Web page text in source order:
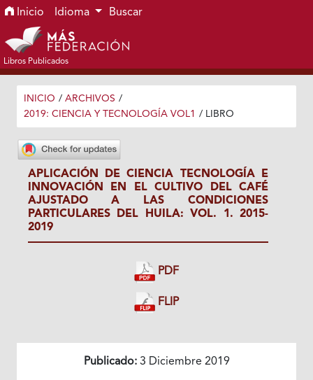
Ir al menú de navegación principal
Ir al contenido principal
Ir al pie de página del sitio
Inicio Idioma Buscar
Libros Publicados
INICIO / ARCHIVOS /
2019: CIENCIA Y TECNOLOGÍA VOL1
/ LIBRO
APLICACIÓN DE CIENCIA TECNOLOGÍA E
INNOVACIÓN EN EL CULTIVO DEL CAFÉ
AJUSTADO A LAS CONDICIONES
PARTICULARES DEL HUILA: VOL. 1. 2015-
2019
PDF
FLIP
Publicado:3 Diciembre 2019